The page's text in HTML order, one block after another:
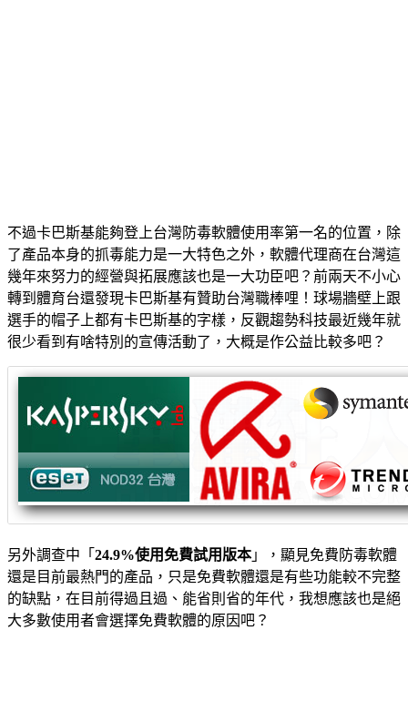
不過卡巴斯基能夠登上台灣防毒軟體使用率第一名的位置，除
了產品本身的抓毒能力是一大特色之外，軟體代理商在台灣這
幾年來努力的經營與拓展應該也是一大功臣吧？前兩天不小心
轉到體育台還發現卡巴斯基有贊助台灣職棒哩！球場牆壁上跟
選手的帽子上都有卡巴斯基的字樣，反觀趨勢科技最近幾年就
很少看到有啥特別的宣傳活動了，大概是作公益比較多吧？
另外調查中「 24.9%使用免費試用版本」，顯見免費防毒軟體
還是目前最熱門的產品，只是免費軟體還是有些功能較不完整
的缺點，在目前得過且過、能省則省的年代，我想應該也是絕
大多數使用者會選擇免費軟體的原因吧？